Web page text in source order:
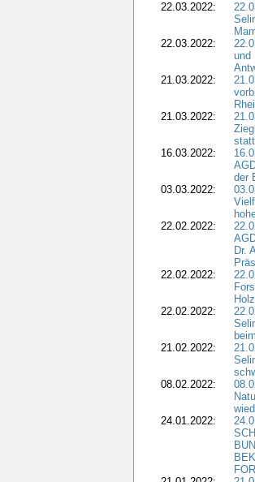
22.03.2022:
22.03.2022:
und
21.03.2022:
21.03.2022:
16.03.2022:
der
03.03.2022:
22.02.2022:
Dr.
22.02.2022:
22.02.2022:
21.02.2022:
08.02.2022:
24.01.2022: